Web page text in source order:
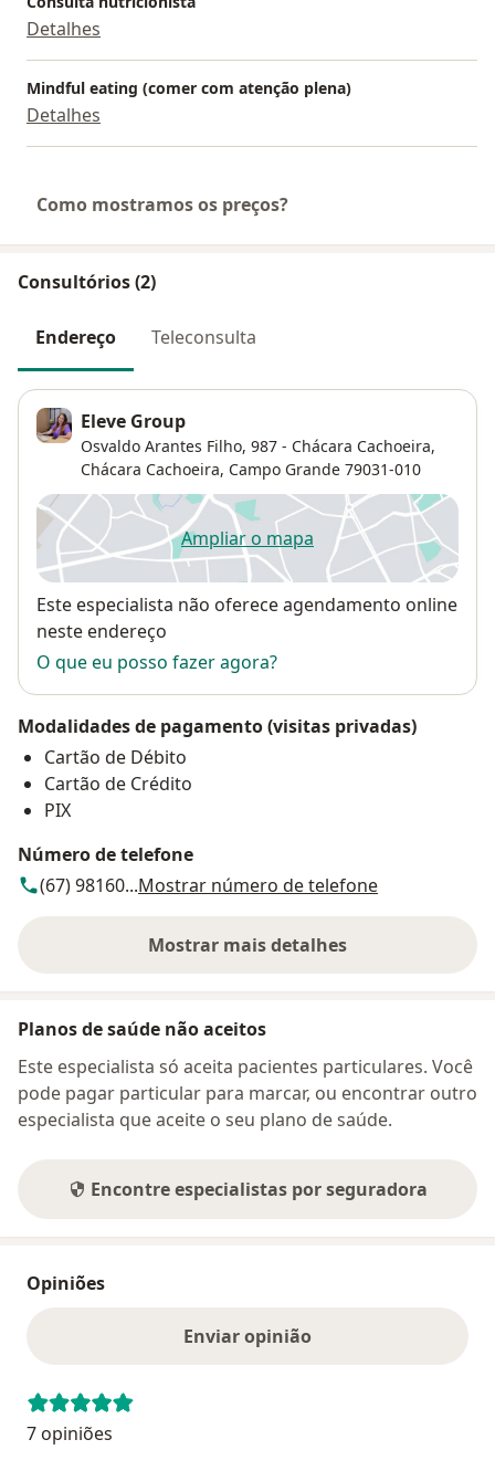
Detalhes
Mindful eating (comer com atenção plena)
Detalhes
Como mostramos os preços?
Consultórios (2)
Endereço Teleconsulta
Eleve Group
Osvaldo Arantes Filho, 987 - Chácara Cachoeira,
Chácara Cachoeira, Campo Grande 79031-010
Ampliar o mapaabre num novo separador
Disponibilidade
Este especialista não oferece agendamento online
neste endereço
O que eu posso fazer agora?
Modalidades de pagamento (visitas privadas)
Cartão de Débito
Cartão de Crédito
PIX
Número de telefone
(67) 98160...Mostrar número de telefone
Mostrar mais detalhes
sobre o endereço
Planos de saúde não aceitos
Este especialista só aceita pacientes particulares. Você
pode pagar particular para marcar, ou encontrar outro
especialista que aceite o seu plano de saúde.
Encontre especialistas por seguradora
Opiniões
Enviar opinião
7 opiniões